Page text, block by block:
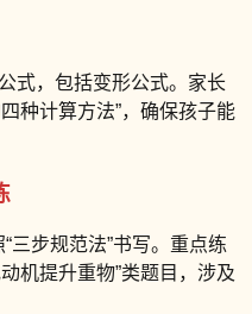
式，包括变形公式。家长
种计算方法”，确保孩子能
三步规范法”书写。重点练
机提升重物”类题目，涉及